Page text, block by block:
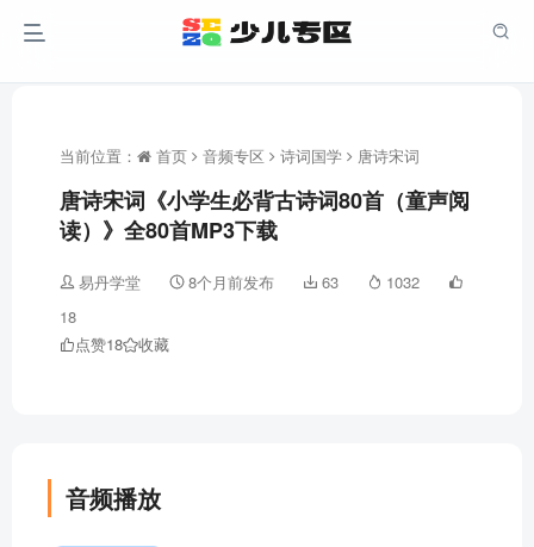
当前位置： 首页 音频专区 诗词国学 唐诗宋词
唐诗宋词《小学生必背古诗词80首（童声阅
读）》全80首MP3下载
易丹学堂 8个月前发布 63
1032
18
点赞18 收藏
音频播放